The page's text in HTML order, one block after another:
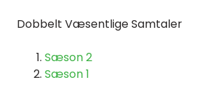
Dobbelt Væsentlige Samtaler
Sæson 2
Sæson 1